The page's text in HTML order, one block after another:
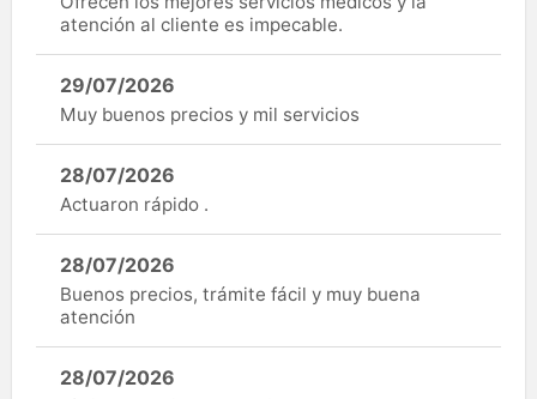
atención al cliente es impecable.
29/07/2026
Muy buenos precios y mil servicios
28/07/2026
Actuaron rápido .
28/07/2026
Buenos precios, trámite fácil y muy buena
atención
28/07/2026